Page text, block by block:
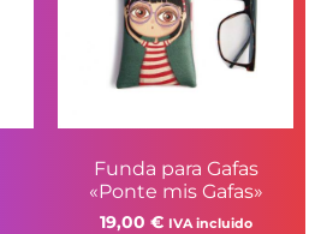
Funda para Gafas
«Ponte mis Gafas»
19,00 € IVA incluido